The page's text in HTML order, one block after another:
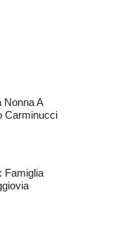
A
Carminucci
Famiglia